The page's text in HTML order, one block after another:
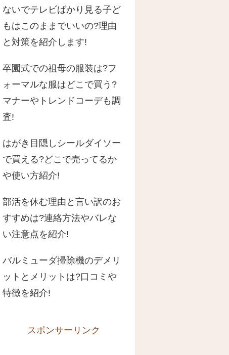
ないでテレビばかり見る子ど
もはこのままでいいの?理由
と対策を紹介します!
卒園式での祖母の服装は?フ
ォーマルな服はどこで買う?
マナーやトレンドコーデも調
査!
はがき目隠しシールダイソー
で買える?どこで売ってるか
や使い方紹介!
部活を休む理由と言い訳のお
すすめは?連絡方法やバレな
い注意点を紹介!
バルミューダ掃除機のデメリ
ットとメリットは?口コミや
特徴を紹介!
スポンサーリンク